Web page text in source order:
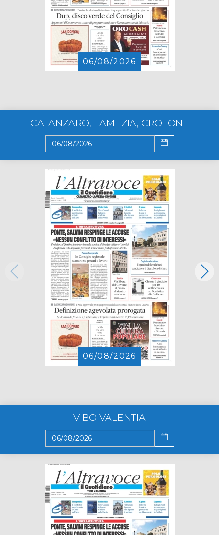
06/08/2026
CATANZARO, LAMEZIA, CROTONE
06/08/2026
VIBO VALENTIA